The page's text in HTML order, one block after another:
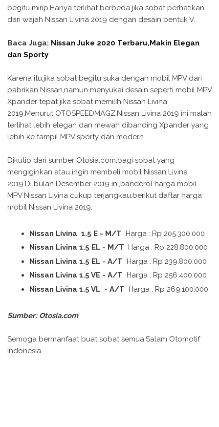
begitu mirip.Hanya terlihat berbeda jika sobat perhatikan
dari wajah Nissan Livina 2019 dengan desain bentuk V.
Baca Juga: Nissan Juke 2020 Terbaru,Makin Elegan
dan Sporty
Karena itu,jika sobat begitu suka dengan mobil MPV dari
pabrikan Nissan,namun menyukai desain seperti mobil MPV
Xpander tepat jika sobat memilih Nissan Livina
2019.Menurut OTOSPEEDMAGZ,Nissan Livina 2019 ini malah
terlihat lebih elegan dan mewah dibanding Xpander yang
lebih ke tampil MPV sporty dan modern.
Dikutip dari sumber Otosia.com,bagi sobat yang
mengiginkan atau ingin membeli mobil Nissan Livina
2019.Di bulan Desember 2019 ini,banderol harga mobil
MPV Nissan Livina cukup terjangkau.berikut daftar harga
mobil Nissan Livina 2019.
Nissan Livina 1.5 E - M/T Harga : Rp 205.300.000
Nissan Livina 1.5 EL - M/T Harga : Rp 228.800.000
Nissan Livina 1.5 EL - A/T Harga : Rp 239.800.000
Nissan Livina 1.5 VE - A/T Harga : Rp 256.400.000
Nissan Livina 1.5 VL - A/T Harga : Rp 269.100.000
Sumber: Otosia.com
Semoga bermanfaat buat sobat semua.Salam Otomotif
Indonesia